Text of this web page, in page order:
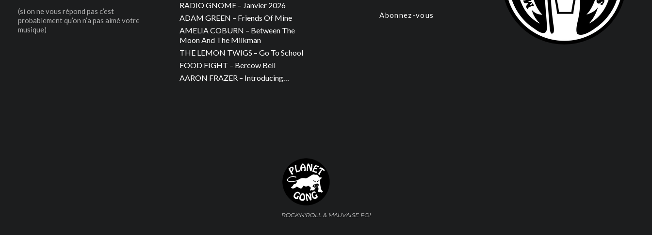
(si on ne vous répond pas c’est
probablement qu’on n’a pas aimé votre
musique)
RADIO GNOME – Janvier 2026
ADAM GREEN – Friends Of Mine
AMELIA COBURN – Between The
Moon And The Milkman
THE LEMON TWIGS – Go To School
FOOD FIGHT – Bercow Bell
AARON FRAZER – Introducing…
Abonnez-vous
ROCK'N'ROLL & MAUVAISE FOI